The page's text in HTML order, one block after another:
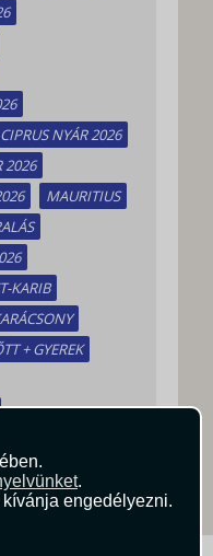
.
engedélyezni.
CIPRUS NYÁR 2026
2026
MAURITIUS
KARIB
+ GYEREK